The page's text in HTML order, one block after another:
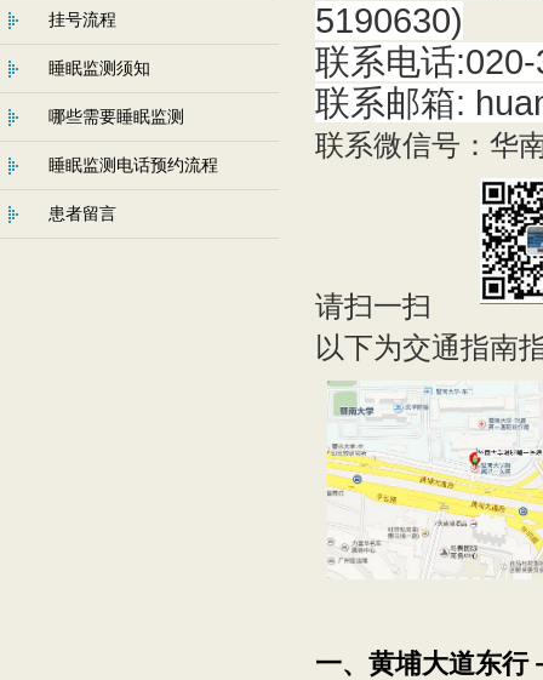
5190630)
联系电话
联系邮箱:
联系微信号：华
请扫一扫
以下为交通指南
一、黄埔大道东行
挂号流程
睡眠监测须知
哪些需要睡眠监测
睡眠监测电话预约流程
患者留言